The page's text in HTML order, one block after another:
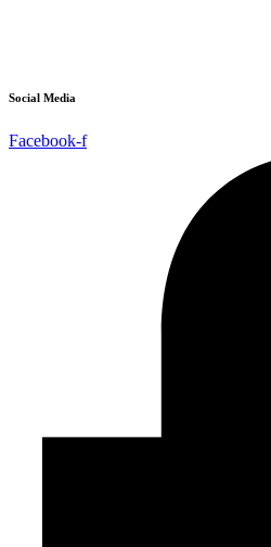
Social Media
Facebook-f